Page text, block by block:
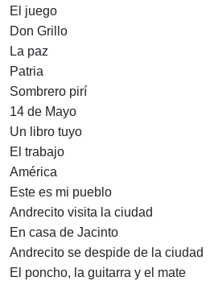
El juego
Don Grillo
La paz
Patria
Sombrero pirí
14 de Mayo
Un libro tuyo
El trabajo
América
Este es mi pueblo
Andrecito visita la ciudad
En casa de Jacinto
Andrecito se despide de la ciudad
El poncho, la guitarra y el mate